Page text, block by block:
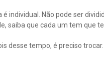
individual. Não pode ser
saiba que cada um tem que
desse tempo, é preciso